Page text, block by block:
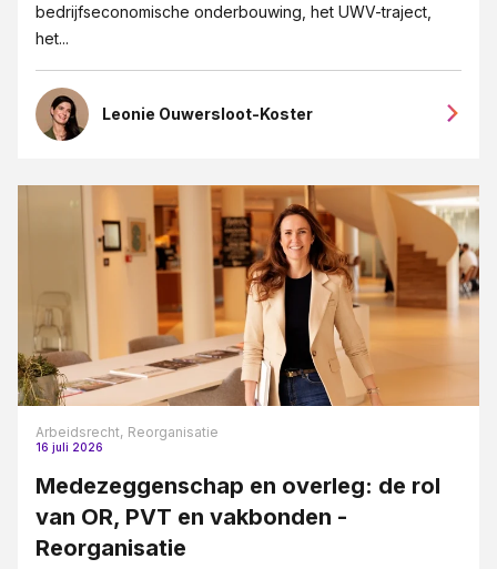
bedrijfseconomische onderbouwing, het UWV-traject,
het...
Leonie Ouwersloot-Koster
Arbeidsrecht, Reorganisatie
16 juli 2026
Medezeggenschap en overleg: de rol
van OR, PVT en vakbonden -
Reorganisatie